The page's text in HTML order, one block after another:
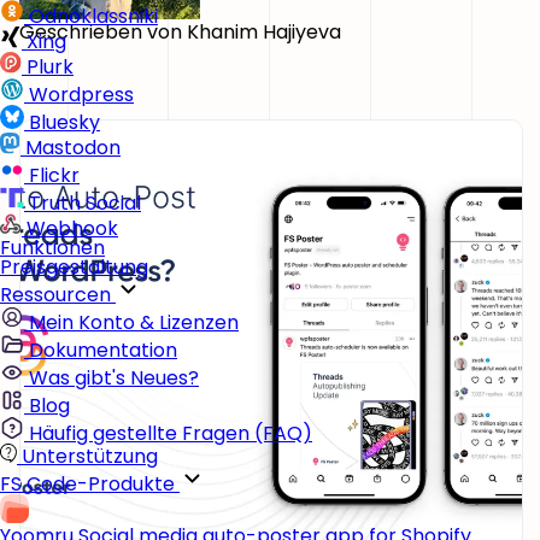
Odnoklassniki
Xing
Plurk
Wordpress
Bluesky
Mastodon
Flickr
Truth Social
Webhook
Funktionen
Preisgestaltung
Ressourcen
Mein Konto & Lizenzen
Dokumentation
Was gibt's Neues?
Blog
Häufig gestellte Fragen (FAQ)
Unterstützung
FS Code-Produkte
Geschrieben von Khanim Hajiyeva